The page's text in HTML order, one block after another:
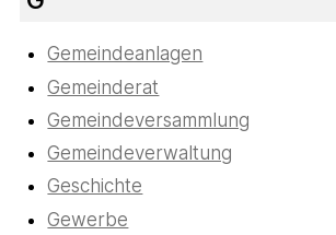
Gemeindeanlagen
Gemeinderat
Gemeindeversammlung
Gemeindeverwaltung
Geschichte
Gewerbe